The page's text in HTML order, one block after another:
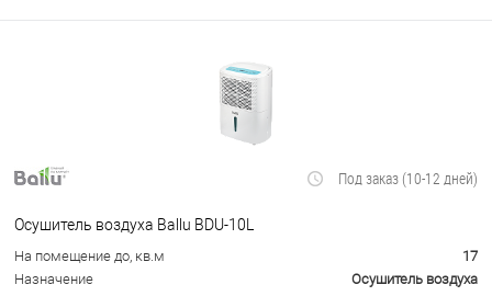
Под заказ (10-12 дней)
Осушитель воздуха Ballu BDU-10L
На помещение до, кв.м
17
Назначение
Осушитель воздуха